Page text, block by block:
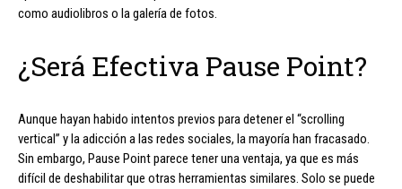
como audiolibros o la galería de fotos.
¿Será Efectiva Pause Point?
Aunque hayan habido intentos previos para detener el “scrolling
vertical” y la adicción a las redes sociales, la mayoría han fracasado.
Sin embargo, Pause Point parece tener una ventaja, ya que es más
difícil de deshabilitar que otras herramientas similares. Solo se puede